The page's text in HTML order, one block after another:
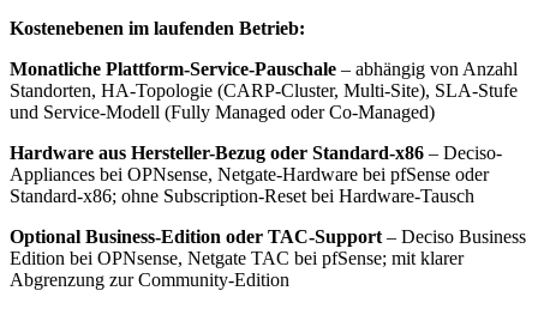
Kostenebenen im laufenden Betrieb:
Monatliche Plattform-Service-Pauschale – abhängig von Anzahl
Standorten, HA-Topologie (CARP-Cluster, Multi-Site), SLA-Stufe
und Service-Modell (Fully Managed oder Co-Managed)
Hardware aus Hersteller-Bezug oder Standard-x86 – Deciso-
Appliances bei OPNsense, Netgate-Hardware bei pfSense oder
Standard-x86; ohne Subscription-Reset bei Hardware-Tausch
Optional Business-Edition oder TAC-Support– Deciso Business
Edition bei OPNsense, Netgate TAC bei pfSense; mit klarer
Abgrenzung zur Community-Edition